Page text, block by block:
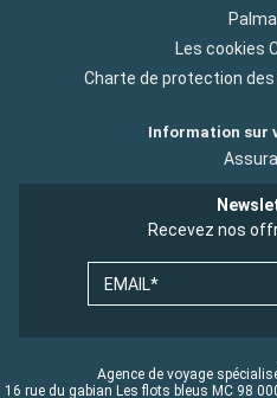
Les cookies
Charte de protection
Information sur
Recevez nos
EMAIL*
Agence de voyage
16 rue du gabian Les flots bleus MC 98